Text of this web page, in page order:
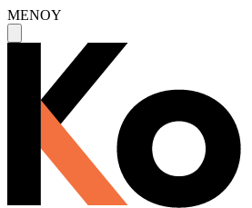
MENOY